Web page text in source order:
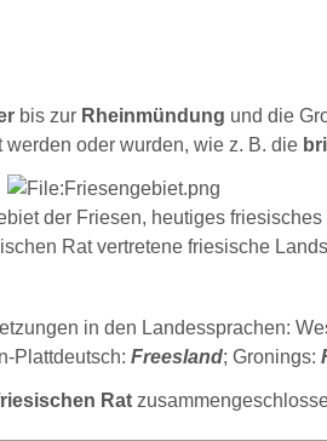
bis zur Rheinmündung und die
oder wurden, wie z. B. die
der Friesen, heutiges
Rat vertretene friesische
in den Landessprachen:
Plattdeutsch: Freesland; Gronings:
Rat